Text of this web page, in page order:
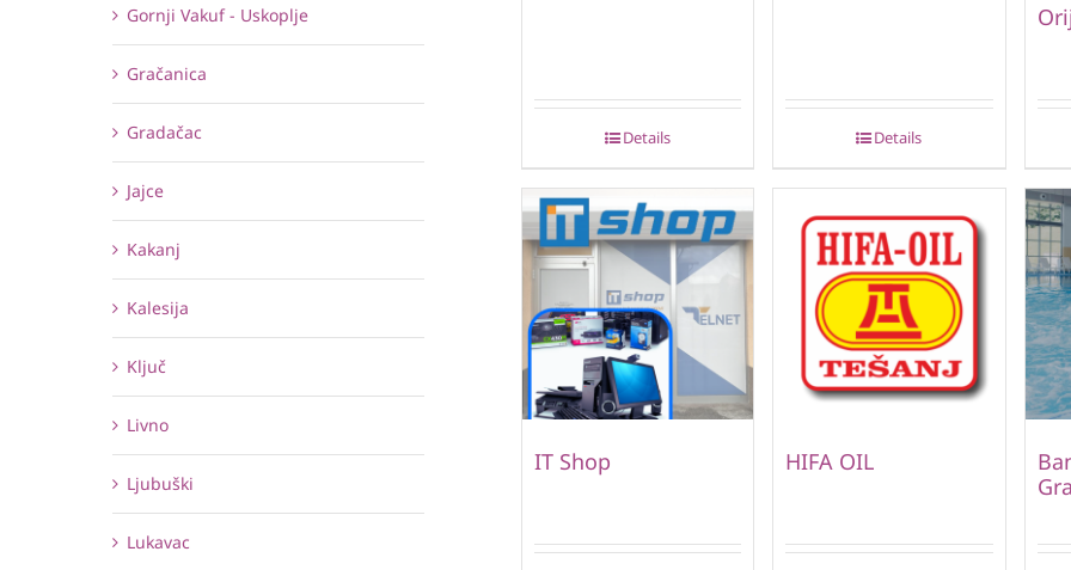
Details Details
IT Shop HIFA OIL
Gornji Vakuf - Uskoplje
Gračanica
Gradačac
Jajce
Kakanj
Kalesija
Ključ
Livno
Ljubuški
Lukavac